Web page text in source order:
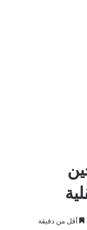
أقل من دقيقة